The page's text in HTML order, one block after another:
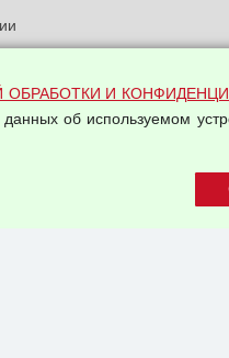
ОБРАБОТКИ И
об используемом